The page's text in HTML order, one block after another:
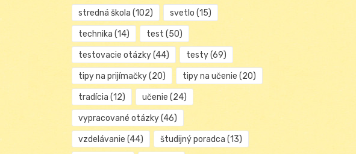
stredná škola (102) svetlo (15)
technika (14) test (50)
testovacie otázky(44) testy(69)
tipy na prijímačky(20) tipy na učenie (20)
tradícia (12) učenie (24)
vypracované otázky(46)
vzdelávanie (44) študijný poradca (13)